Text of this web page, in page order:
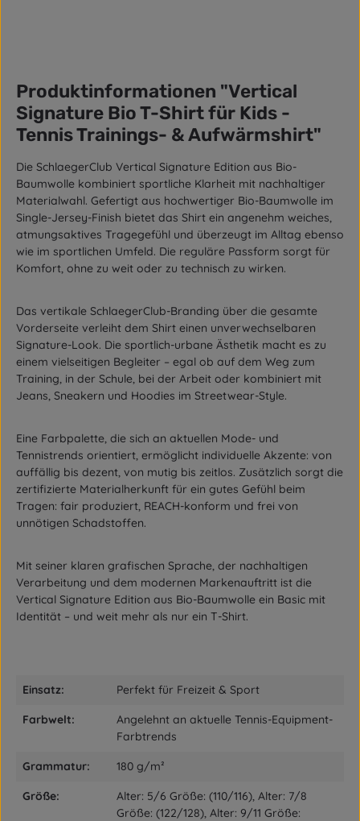
Produktinformationen "Vertical
Signature Bio T-Shirt für Kids -
Tennis Trainings- & Aufwärmshirt"
Die SchlaegerClub Vertical Signature Edition aus Bio-
Baumwolle kombiniert sportliche Klarheit mit nachhaltiger
Materialwahl. Gefertigt aus hochwertiger Bio-Baumwolle im
Single-Jersey-Finish bietet das Shirt ein angenehm weiches,
atmungsaktives Tragegefühl und überzeugt im Alltag ebenso
wie im sportlichen Umfeld. Die reguläre Passform sorgt für
Komfort, ohne zu weit oder zu technisch zu wirken.
Das vertikale SchlaegerClub-Branding über die gesamte
Vorderseite verleiht dem Shirt einen unverwechselbaren
Signature-Look. Die sportlich-urbane Ästhetik macht es zu
einem vielseitigen Begleiter – egal ob auf dem Weg zum
Training, in der Schule, bei der Arbeit oder kombiniert mit
Jeans, Sneakern und Hoodies im Streetwear-Style.
Eine Farbpalette, die sich an aktuellen Mode- und
Tennistrends orientiert, ermöglicht individuelle Akzente: von
auffällig bis dezent, von mutig bis zeitlos. Zusätzlich sorgt die
zertifizierte Materialherkunft für ein gutes Gefühl beim
Tragen: fair produziert, REACH-konform und frei von
unnötigen Schadstoffen.
Mit seiner klaren grafischen Sprache, der nachhaltigen
Verarbeitung und dem modernen Markenauftritt ist die
Vertical Signature Edition aus Bio-Baumwolle ein Basic mit
Identität – und weit mehr als nur ein T-Shirt.
Einsatz: Perfekt für Freizeit & Sport
Farbwelt:
Angelehnt an aktuelle Tennis-Equipment-
Farbtrends
Grammatur: 180 g/m²
Größe:
Alter: 5/6 Größe: (110/116), Alter: 7/8
Größe: (122/128), Alter: 9/11 Größe: